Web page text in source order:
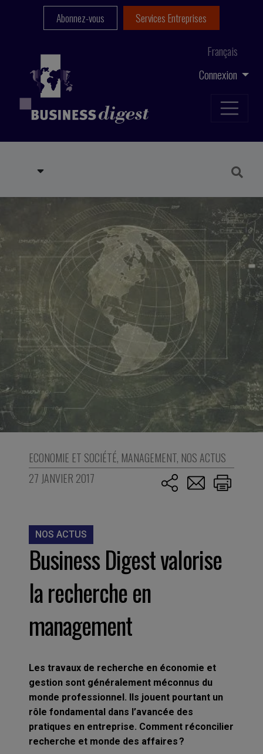
Connexion
Français
Abonnez-vous Services Entreprises
ECONOMIE ET SOCIÉTÉ, MANAGEMENT, NOS ACTUS
27 JANVIER 2017
NOS ACTUS
Business Digest valorise
la recherche en
management
Les travaux de recherche en économie et
gestion sont généralement méconnus du
monde professionnel. Ils jouent pourtant un
rôle fondamental dans l’avancée des
pratiques en entreprise. Comment réconcilier
recherche et monde des affaires ?